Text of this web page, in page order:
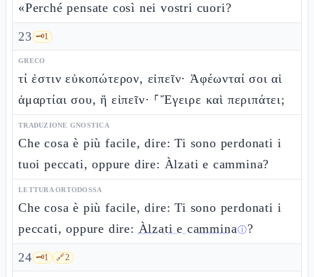
«Perché pensate così nei vostri cuori?
23 🗝️1
GRECO
τί ἐστιν εὐκοπώτερον, εἰπεῖν· Ἀφέωνταί σοι αἱ
ἁμαρτίαι σου, ἢ εἰπεῖν· ⸀Ἔγειρε καὶ περιπάτει;
TRADUZIONE GNOSTICA
Che cosa è più facile, dire: Ti sono perdonati i
tuoi peccati, oppure dire: Àlzati e cammina?
LETTURA ORTODOSSA
Che cosa è più facile, dire: Ti sono perdonati i
peccati, oppure dire: Àlzati e camminaⓘ?
24 🗝️1 🔗2